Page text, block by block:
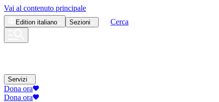
Vai al contenuto principale
Edition italiano Sezioni Cerca
Servizi
Dona ora
Dona ora